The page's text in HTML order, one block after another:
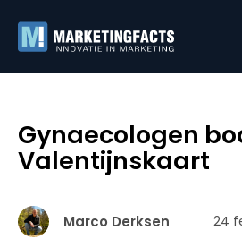
Gynaecologen
Valentijnskaart
Marco Derksen 24